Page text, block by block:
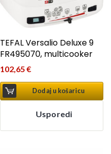
TEFAL Versalio Deluxe 9
FR495070, multicooker
102,65€
Dodaj u košaricu
Usporedi